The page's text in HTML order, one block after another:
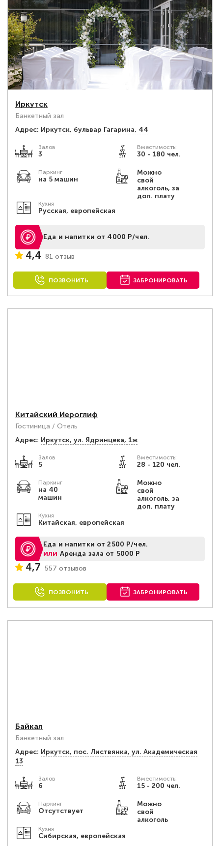
Иркутск
Банкетный зал
Адрес: Иркутск, бульвар Гагарина, 44
Залов
3
Вместимость:
30 - 180 чел.
Паркинг
на 5 машин
Можно
свой
алкоголь, за
доп. плату
Кухня
Русская, европейская
Еда и напитки от 4000 Р/чел.
4,4 81 отзыв
ПОЗВОНИТЬ ЗАБРОНИРОВАТЬ
Китайский Иероглиф
Гостиница / Отель
Адрес: Иркутск, ул. Ядринцева, 1ж
Залов
5
Вместимость:
28 - 120 чел.
Паркинг
на 40
машин
Можно
свой
алкоголь, за
доп. плату
Кухня
Китайская, европейская
Еда и напитки от 2500 Р/чел.
или Аренда зала от 5000 Р
4,7 557 отзывов
ПОЗВОНИТЬ ЗАБРОНИРОВАТЬ
Байкал
Банкетный зал
Адрес: Иркутск, пос. Листвянка, ул. Академическая
13
Залов
6
Вместимость:
15 - 200 чел.
Паркинг
Отсутствует
Можно
свой
алкоголь
Кухня
Сибирская, европейская